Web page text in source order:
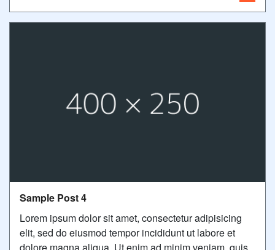
Sample Post 4
Lorem ipsum dolor sit amet, consectetur adipisicing
elit, sed do eiusmod tempor incididunt ut labore et